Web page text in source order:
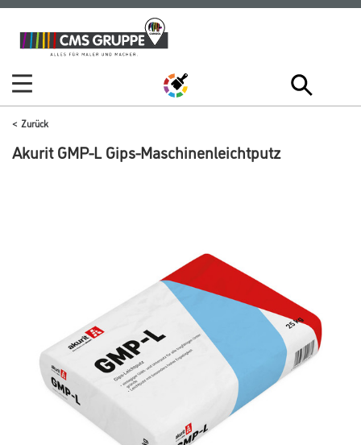
Zum
Inhalt
Zum
Navigationsmenü
Zurück
Akurit GMP-L Gips-Maschinenleichtputz